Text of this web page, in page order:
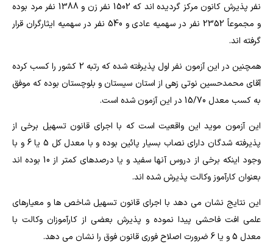
نفر پذیرش کانون مرکز گردیده اند که 1502 نفر زن و 1388 نفر مرد بوده
و مجموعاً 2352 نفر در سهمیه عادی و 540 نفر در سهمیه ایثارگران قرار
گرفته اند.
همچنین در این آزمون نفر اول پذیرفته شده که رتبه 2 کشور را کسب کرده
آقای محمدحسین نوتی زهی از استان سیستان و بلوچستان بوده که موفق
به کسب معدل 15/70 در این آزمون شده است.
این آزمون موید این واقعیت است که با اجرای قانون تسهیل برخی از
پذیرفته شدگان دارای نصاب بسیار پائین بوده و با معدل کل 5 یا 6 و با
وجود اینکه برخی از دروس آنها سفید و یا درصدهای کمتر از 10 بوده اند
بعنوان کارآموز وکالت پذیرش شده اند.
این نتایج نشان می دهد با اجرای قانون تسهیل شاخص ها و معیارهای
علمی افت فاحشی پیدا نموده و پذیرش بعضی از کارآموزان وکالت با
معدل 5 و یا 6 ضرورت اصلاح فوری قانون فوق را نشان می دهد.